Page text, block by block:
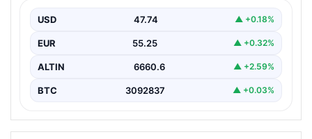
Sanal çağında bireylerin kaliteli bir tarzda irtibat kurması
USD 47.74 ▲ +0.18%
EUR 55.25 ▲ +0.32%
ALTIN 6660.6 ▲ +2.59%
BTC 3092837 ▲ +0.03%